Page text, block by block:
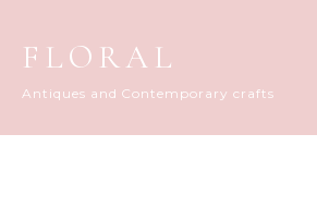
FLORAL
Antiques and Contemporary crafts